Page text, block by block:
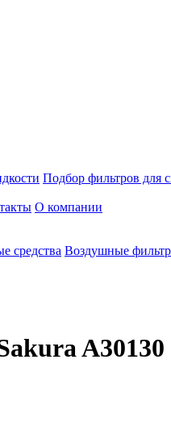
Подбор фильтров для
О компании
средства Воздушные
A30130